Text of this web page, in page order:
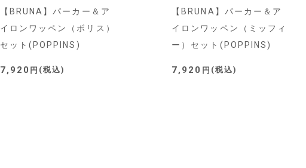
【BRUNA】パーカー＆ア
イロンワッペン（ボリス）
セット(POPPINS)
7,920 税込
【BRUNA】パーカー＆ア
イロンワッペン（ミッフィ
ー）セット(POPPINS)
7,920 税込